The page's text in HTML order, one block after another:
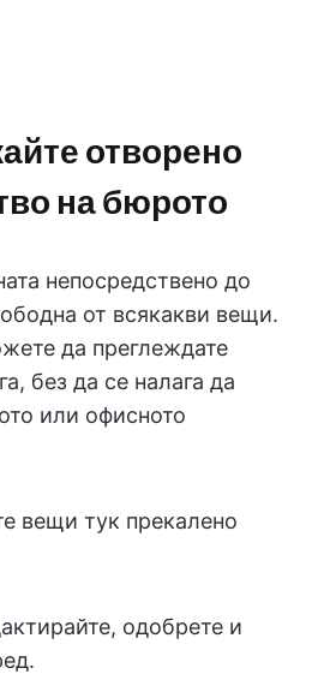
отворено
на бюрото
непосредствено до
от всякакви вещи.
да преглеждате
без да се налага да
или офисното
вещи тук прекалено
одобрете и